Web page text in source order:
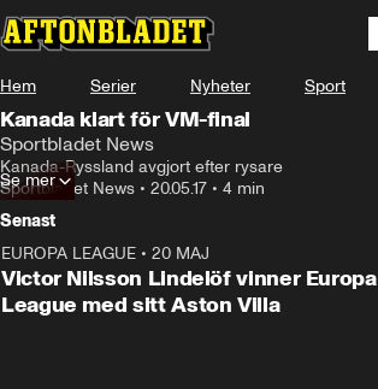
Hem Serier Nyheter Sport
Kanada klart för VM-final
Sportbladet News
Kanada-Ryssland avgjort efter rysare
Sportbladet News • 20.05.17 • 4 min
Se mer
Senast
EUROPA LEAGUE • 20 MAJ
Victor Nilsson Lindelöf vinner Europa
League med sitt Aston Villa